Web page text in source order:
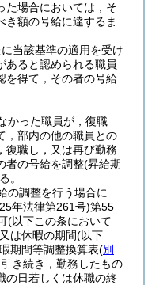
た場合においては，そ
き額の号給に達するま
当該基準の適用を受け
あると認められる職員
を得て，その者の号給
かった職員が，復職
，部内の他の職員との
復職し，又は再び勤務
者の号給を調整(昇給期
。
の調整を行う場合に
年法律第261号)第55
(以下この条において
は休暇の期間(以下
期間等調整換算表(別
き続き，勤務したもの
の日若しくは休職の終